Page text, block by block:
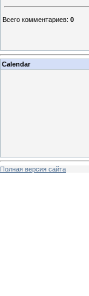
Всего комментариев: 0
Calendar
Полная версия сайта